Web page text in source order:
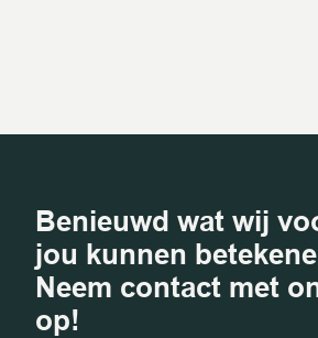
Benieuwd wat wij
jou kunnen
Neem contact met
op!